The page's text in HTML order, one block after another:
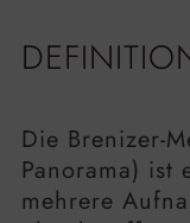
Die Brenizer-
Panorama) ist
mehrere